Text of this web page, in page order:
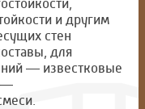
и другим
стен
для
— известковые
—